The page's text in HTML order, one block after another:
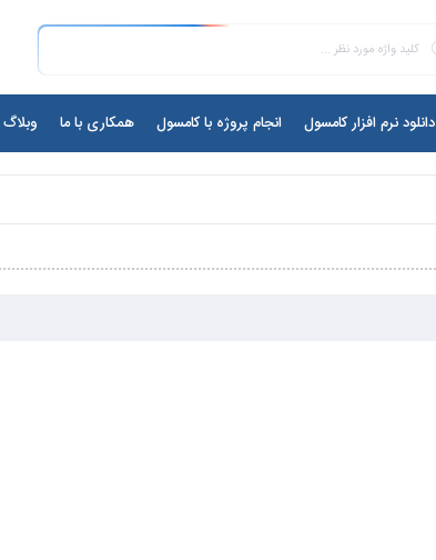
دانلود نرم افزار کامسول انجام پروژه با کامسول همکاری با ما وبلاگ